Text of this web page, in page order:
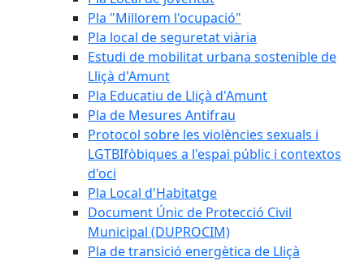
Pla "Millorem l'ocupació"
Pla local de seguretat viària
Estudi de mobilitat urbana sostenible de
Lliçà d'Amunt
Pla Educatiu de Lliçà d'Amunt
Pla de Mesures Antifrau
Protocol sobre les violències sexuals i
LGTBIfòbiques a l'espai públic i contextos
d'oci
Pla Local d'Habitatge
Document Únic de Protecció Civil
Municipal (DUPROCIM)
Pla de transició energètica de Lliçà